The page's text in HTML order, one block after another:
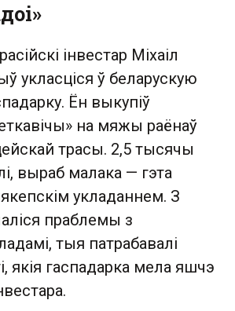
інвестар Міхаіл
укласціся ў беларускую
Ён выкупіў
на мяжы раёнаў
трасы. 2,5 тысячы
выраб малака — гэта
укладаннем. З
праблемы з
тыя патрабавалі
якія гаспадарка мела яшчэ